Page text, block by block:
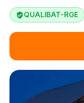
QUALIBAT-RGE